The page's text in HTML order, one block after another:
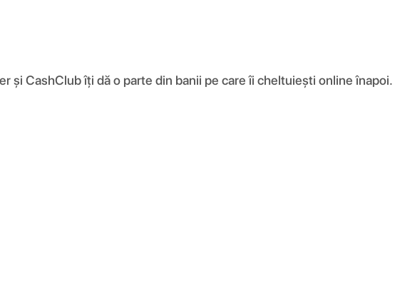
și CashClub îți dă o parte din banii pe care îi cheltuiești online înapoi.